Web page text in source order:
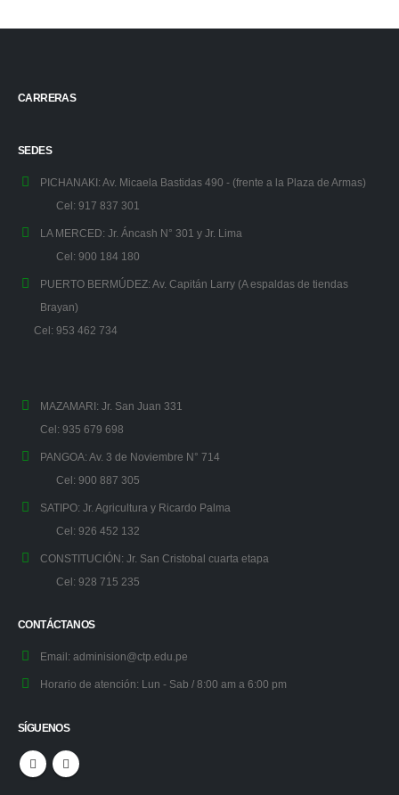
CARRERAS
SEDES
PICHANAKI: Av. Micaela Bastidas 490 - (frente a la Plaza de Armas)
Cel: 917 837 301
LA MERCED: Jr. Áncash N° 301 y Jr. Lima
Cel: 900 184 180
PUERTO BERMÚDEZ: Av. Capitán Larry (A espaldas de tiendas
Brayan)
Cel: 953 462 734
MAZAMARI: Jr. San Juan 331
Cel: 935 679 698
PANGOA: Av. 3 de Noviembre N° 714
Cel: 900 887 305
SATIPO: Jr. Agricultura y Ricardo Palma
Cel: 926 452 132
CONSTITUCIÓN: Jr. San Cristobal cuarta etapa
Cel: 928 715 235
CONTÁCTANOS
Email: adminision@ctp.edu.pe
Horario de atención: Lun - Sab / 8:00 am a 6:00 pm
SÍGUENOS